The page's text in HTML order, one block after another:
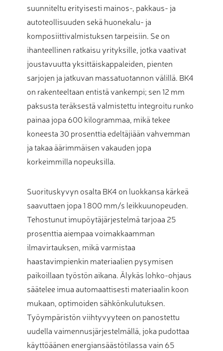
suunniteltu erityisesti mainos-, pakkaus- ja
autoteollisuuden sekä huonekalu- ja
komposiittivalmistuksen tarpeisiin. Se on
ihanteellinen ratkaisu yrityksille, jotka vaativat
joustavuutta yksittäiskappaleiden, pienten
sarjojen ja jatkuvan massatuotannon välillä. BK4
on rakenteeltaan entistä vankempi; sen 12 mm
paksusta teräksestä valmistettu integroitu runko
painaa jopa 600 kilogrammaa, mikä tekee
koneesta 30 prosenttia edeltäjiään vahvemman
ja takaa äärimmäisen vakauden jopa
korkeimmilla nopeuksilla.
Suorituskyvyn osalta BK4 on luokkansa kärkeä
saavuttaen jopa 1 800 mm/s leikkuunopeuden.
Tehostunut imupöytäjärjestelmä tarjoaa 25
prosenttia aiempaa voimakkaamman
ilmavirtauksen, mikä varmistaa
haastavimpienkin materiaalien pysymisen
paikoillaan työstön aikana. Älykäs lohko-ohjaus
säätelee imua automaattisesti materiaalin koon
mukaan, optimoiden sähkönkulutuksen.
Työympäristön viihtyvyyteen on panostettu
uudella vaimennusjärjestelmällä, joka pudottaa
käyttöäänen energiansäästötilassa vain 65